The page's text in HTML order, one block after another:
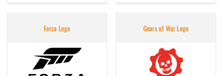
Forza Logo Gears of War Logo